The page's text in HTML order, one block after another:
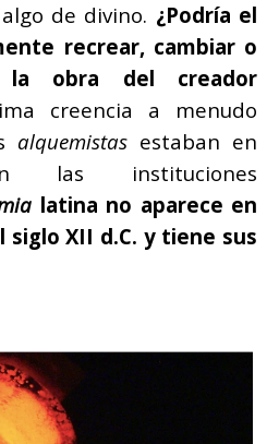
de divino. ¿Podría el
recrear, cambiar o
la obra del creador
creencia a menudo
alquemistas estaban en
las instituciones
latina no aparece en
XII d.C. y tiene sus